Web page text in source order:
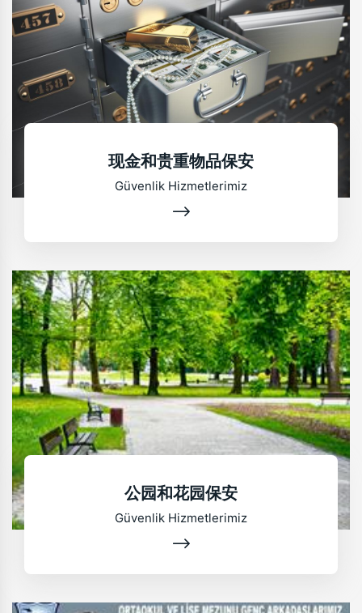
现金和贵重物品保安
Güvenlik Hizmetlerimiz
公园和花园保安
Güvenlik Hizmetlerimiz